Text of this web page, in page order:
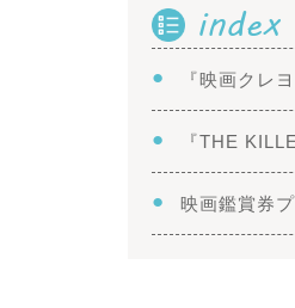
index
『映画クレ
『THE
映画鑑賞券